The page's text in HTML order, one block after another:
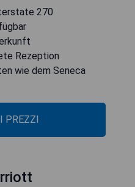
270
Rezeption
wie dem Seneca
PREZZI